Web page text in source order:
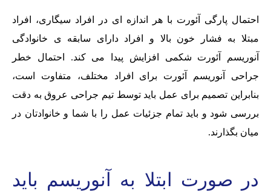
احتمال پارگی آئورت با هر اندازه ای در افراد سیگاری، افراد
مبتلا به فشار خون بالا و افراد دارای سابقه ی خانوادگی
آنوریسم آئورت شکمی افزایش پیدا می کند. احتمال خطر
جراحی آنوریسم آئورت برای افراد مختلف، متفاوت است،
بنابراین تصمیم برای عمل باید توسط تیم جراحی عروق به دقت
بررسی شود و باید تمام جزئیات عمل را با شما و خانوادتان در
میان بگذارند.
در صورت ابتلا به آنوریسم باید